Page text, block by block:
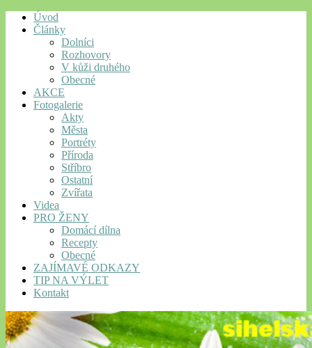
Úvod
Články
Dolníci
Rozhovory
V kůži druhého
Obecné
AKCE
Fotogalerie
Akty
Města
Portréty
Příroda
Stříbro
Ostatní
Zvířata
Videa
PRO ŽENY
Domácí dílna
Recepty
Obecné
ZAJÍMAVÉ ODKAZY
TIP NA VÝLET
Kontakt